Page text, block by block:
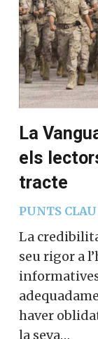
La
els
tracte
PUNTS
La
seu rigor a
haver
la seva…